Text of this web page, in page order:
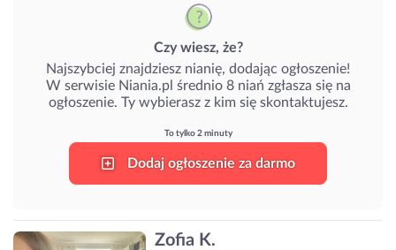
Czy wiesz, że?
Najszybciej znajdziesz nianię, dodając ogłoszenie!
W serwisie Niania.pl średnio 8 niań zgłasza się na
ogłoszenie. Ty wybierasz z kim się skontaktujesz.
To tylko 2 minuty
Dodaj ogłoszenie za darmo
Zofia K.